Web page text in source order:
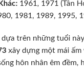
1961, 1971 (Tân
1981, 1989, 1995,
dựa trên những tuổi
xây dựng một mái
hôn nhân êm đềm,